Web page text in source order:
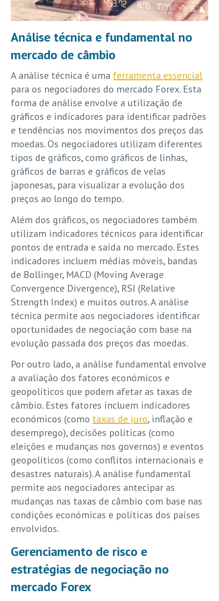
Análise técnica e fundamental no
mercado de câmbio
A análise técnica é uma ferramenta essencial
para os negociadores do mercado Forex. Esta
forma de análise envolve a utilização de
gráficos e indicadores para identificar padrões
e tendências nos movimentos dos preços das
moedas. Os negociadores utilizam diferentes
tipos de gráficos, como gráficos de linhas,
gráficos de barras e gráficos de velas
japonesas, para visualizar a evolução dos
preços ao longo do tempo.
Além dos gráficos, os negociadores também
utilizam indicadores técnicos para identificar
pontos de entrada e saída no mercado. Estes
indicadores incluem médias móveis, bandas
de Bollinger, MACD (Moving Average
Convergence Divergence), RSI (Relative
Strength Index) e muitos outros. A análise
técnica permite aos negociadores identificar
oportunidades de negociação com base na
evolução passada dos preços das moedas.
Por outro lado, a análise fundamental envolve
a avaliação dos fatores económicos e
geopolíticos que podem afetar as taxas de
câmbio. Estes fatores incluem indicadores
económicos (como taxas de juro, inflação e
desemprego), decisões políticas (como
eleições e mudanças nos governos) e eventos
geopolíticos (como conflitos internacionais e
desastres naturais). A análise fundamental
permite aos negociadores antecipar as
mudanças nas taxas de câmbio com base nas
condições económicas e políticas dos países
envolvidos.
Gerenciamento de risco e
estratégias de negociação no
mercado Forex